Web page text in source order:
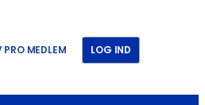
PRO MEDLEM LOG IND